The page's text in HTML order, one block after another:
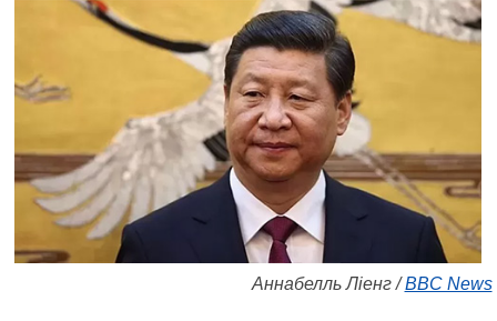
Аннабелль Ліенг /BBC News